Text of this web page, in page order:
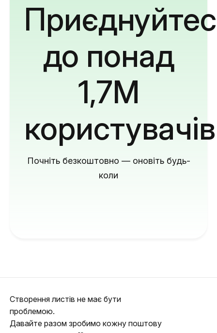
до понад
1,7M
користувачів
Почніть безкоштовно — оновіть будь-
коли
Створення листів не має бути
проблемою.
Давайте разом зробимо кожну поштову